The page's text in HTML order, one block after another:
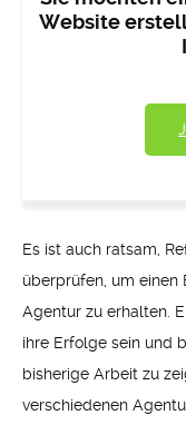
Website
Es ist auch ratsam,
überprüfen, um
Agentur zu erhalten.
ihre Erfolge sein und
bisherige Arbeit zu
verschiedenen